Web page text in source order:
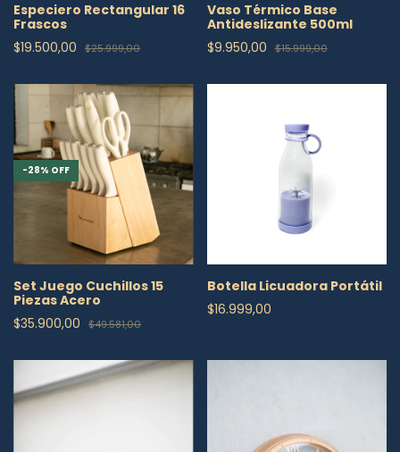
Especiero Rectangular 16
Frascos
$19.500,00
$25.999,00
Vaso Térmico Base
Antideslizante 500ml
$9.950,00 $15.999,00
-28% OFF
Set Juego Cuchillos 15
Piezas Acero
$35.900,00
$49.581,00
Botella Licuadora Portátil
$16.999,00